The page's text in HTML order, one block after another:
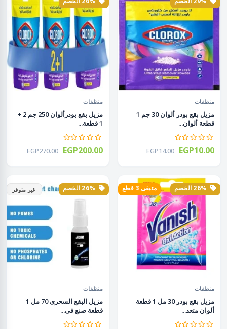
منظفات
مزيل بقع بودر ألوان 30 جم 1
قطعة ألوان...
EGP14.00 EGP10.00
منظفات
مزيل بقع بودرألوان 250 جم 2 +
1 قطعة...
EGP270.00 EGP200.00
متبقى 3 قطع
منظفات
مزيل بقع بودر 30 مل 1 قطعة
ألوان متعد...
غير متوفر
منظفات
مزيل البقع السحرى 70 مل 1
قطعة صنع فى...